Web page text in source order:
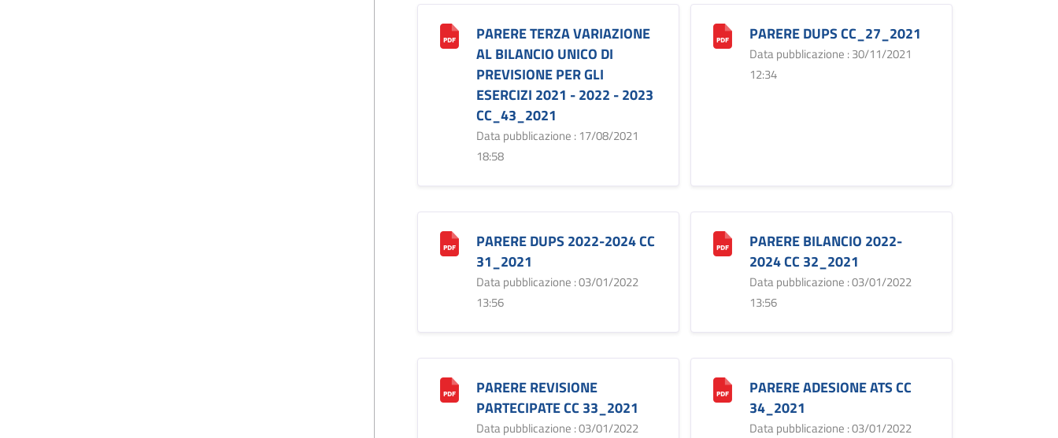
PARERE TERZA VARIAZIONE
AL BILANCIO UNICO DI
PREVISIONE PER GLI
ESERCIZI 2021 - 2022 - 2023
CC_43_2021
Data pubblicazione : 17/08/2021
18:58
PARERE DUPS CC_27_2021
Data pubblicazione : 30/11/2021
12:34
PARERE DUPS 2022-2024 CC
31_2021
Data pubblicazione : 03/01/2022
13:56
PARERE BILANCIO 2022-
2024 CC 32_2021
Data pubblicazione : 03/01/2022
13:56
PARERE REVISIONE
PARTECIPATE CC 33_2021
Data pubblicazione : 03/01/2022
PARERE ADESIONE ATS CC
34_2021
Data pubblicazione : 03/01/2022